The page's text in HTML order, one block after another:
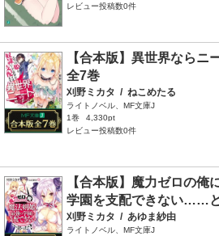
レビュー投稿数0件
【合本版】異世界ならニ
全7巻
刈野ミカタ / ねこめたる
ライトノベル、MF文庫J
1巻
4,330pt
レビュー投稿数0件
【合本版】魔力ゼロの俺
学園を支配できない……
刈野ミカタ / あゆま紗由
ライトノベル、MF文庫J